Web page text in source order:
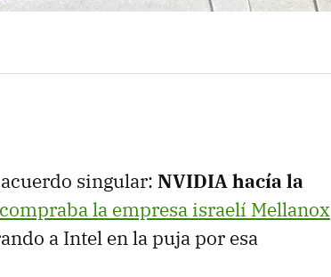
singular: NVIDIA hacía la
compraba la empresa israelí Mellanox
a Intel en la puja por esa